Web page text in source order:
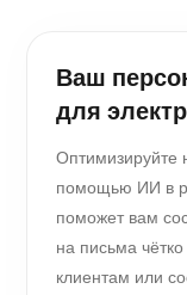
Ваш
для
Оптимизируйте
помощью ИИ в
поможет вам
на письма
клиентам или